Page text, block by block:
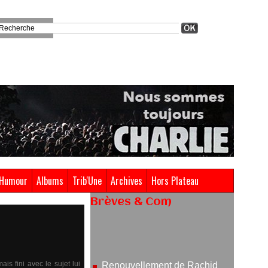
Humour Albums Trib'Une Archives Hors Plateau
fini avec le sujet lui
Brèves & Com